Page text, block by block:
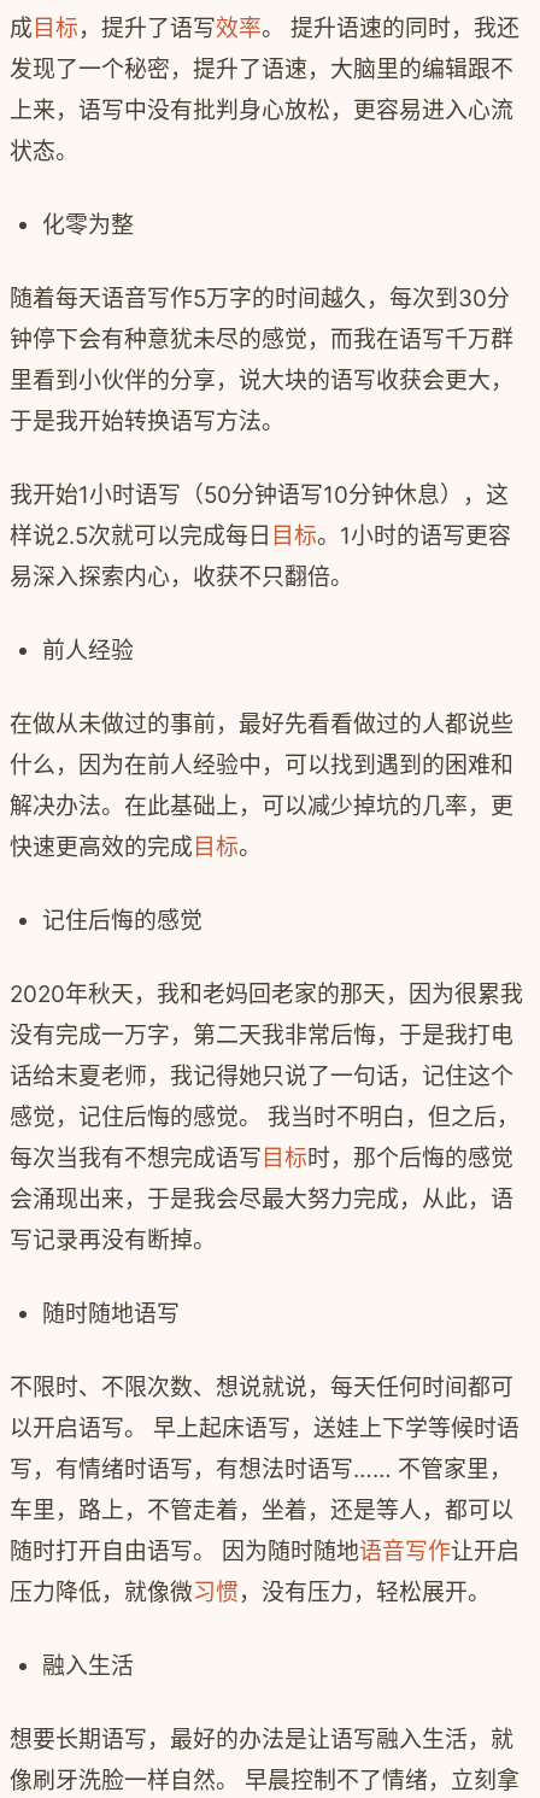
成 目标，提升了语写效率。 提升语速的同时，我还
发现了一个秘密，提升了语速，大脑里的编辑跟不
上来，语写中没有批判身心放松，更容易进入心流
状态。
化零为整
随着每天语音写作5万字的时间越久，每次到30分
钟停下会有种意犹未尽的感觉，而我在语写千万群
里看到小伙伴的分享，说大块的语写收获会更大，
于是我开始转换语写方法。
我开始1小时语写（50分钟语写10分钟休息），这
样说2.5次就可以完成每日 目标。1小时的语写更容
易深入探索内心，收获不只翻倍。
前人经验
在做从未做过的事前，最好先看看做过的人都说些
什么，因为在前人经验中，可以找到遇到的困难和
解决办法。在此基础上，可以减少掉坑的几率，更
快速更高效的完成 目标。
记住后悔的感觉
2020年秋天，我和老妈回老家的那天，因为很累我
没有完成一万字，第二天我非常后悔，于是我打电
话给末夏老师，我记得她只说了一句话，记住这个
感觉，记住后悔的感觉。 我当时不明白，但之后，
每次当我有不想完成语写 目标时，那个后悔的感觉
会涌现出来，于是我会尽最大努力完成，从此，语
写记录再没有断掉。
随时随地语写
不限时、不限次数、想说就说，每天任何时间都可
以开启语写。 早上起床语写，送娃上下学等候时语
写，有情绪时语写，有想法时语写…… 不管家里，
车里，路上，不管走着，坐着，还是等人，都可以
随时打开自由语写。 因为随时随地语音写作让开启
压力降低，就像微习惯，没有压力，轻松展开。
融入生活
想要长期语写，最好的办法是让语写融入生活，就
像刷牙洗脸一样自然。 早晨控制不了情绪，立刻拿